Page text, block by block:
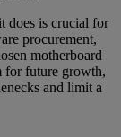
does is crucial for
procurement,
motherboard
for future growth,
and limit a